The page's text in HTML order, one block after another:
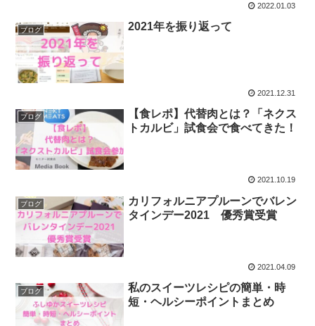
2022.01.03
ブログ 2021年を振り返って
2021.12.31
ブログ
【食レポ】代替肉とは？「ネクス
トカルビ」試食会で食べてきた！
2021.10.19
ブログ
カリフォルニアプルーンでバレン
タインデー2021 優秀賞受賞
2021.04.09
ブログ
私のスイーツレシピの簡単・時
短・ヘルシーポイントまとめ